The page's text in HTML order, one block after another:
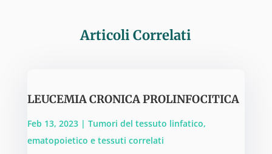
Articoli Correlati
LEUCEMIA CRONICA PROLINFOCITICA
Feb 13, 2023| Tumori del tessuto linfatico,
ematopoietico e tessuti correlati